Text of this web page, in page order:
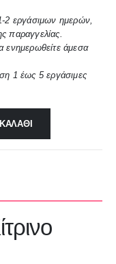
2 εργάσιμων ημερών,
παραγγελίας.
ενημερωθείτε άμεσα
1 έως 5 εργάσιμες